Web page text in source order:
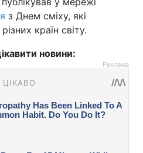
з Днем сміху, які
країн світу.
новини:
Реклама